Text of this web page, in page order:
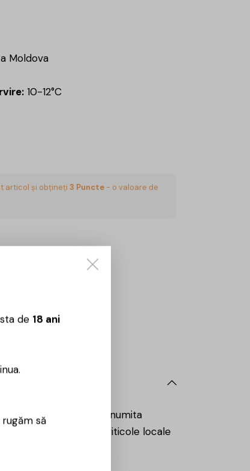
Moldova
10-12°C
articol și obțineți 3 Puncte - o valoare de
aici:
– 18:00
Moldova. Situată în renumita
Combinând tradițiile viticole locale
lor.
de 18 ani
să